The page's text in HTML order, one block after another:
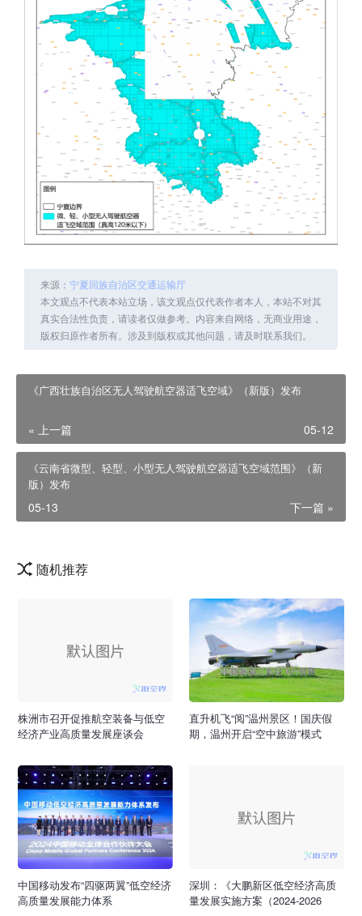
来源： 宁夏回族自治区交通运输厅
本文观点不代表本站立场，该文观点仅代表作者本人，本站不对其
真实合法性负责，请读者仅做参考。内容来自网络，无商业用途，
版权归原作者所有。涉及到版权或其他问题，请及时联系我们。
《广西壮族自治区无人驾驶航空器适飞空域》（新版）发布
« 上一篇 05-12
《云南省微型、轻型、小型无人驾驶航空器适飞空域范围》（新
版）发布
下一篇 »
05-13
随机推荐
株洲市召开促推航空装备与低空
经济产业高质量发展座谈会
直升机飞“阅”温州景区！国庆假
期，温州开启“空中旅游”模式
中国移动发布“四驱两翼”低空经济
高质量发展能力体系
深圳：《大鹏新区低空经济高质
量发展实施方案（2024-2026